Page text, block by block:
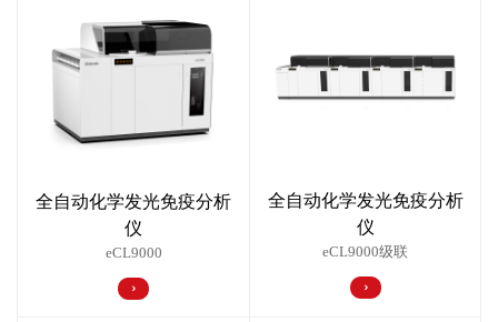
全自动化学发光免疫分析
仪
eCL9000
全自动化学发光免疫分析
仪
eCL9000级联